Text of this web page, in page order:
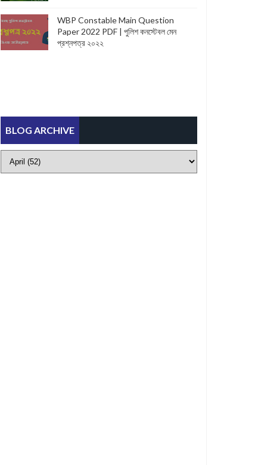
WBP Constable Main Question
Paper 2022 PDF | পুলিশ কনস্টেবল মেন
প্রশ্নপত্র ২০২২
BLOG ARCHIVE